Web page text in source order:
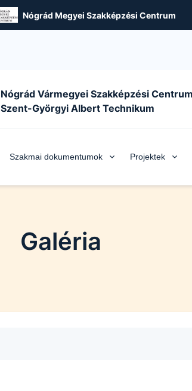
Nógrád Megyei Szakképzési Centrum
Nógrád Vármegyei Szakképzési Centrum
Szent-Györgyi Albert Technikum
Szakmai dokumentumok Projektek
Galéria